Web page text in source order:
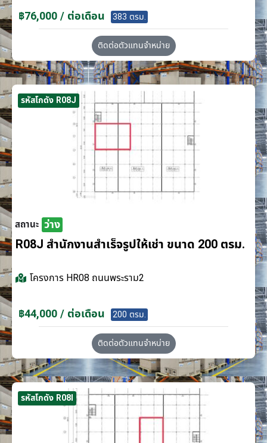
฿76,000 / ต่อเดือน 383 ตรม.
ติดต่อตัวแทนจำหน่าย
รหัสโกดัง R08J
สถานะ ว่าง
R08J สำนักงานสำเร็จรูปให้เช่า ขนาด 200 ตรม.
โครงการ HR08 ถนนพระราม2
฿44,000 / ต่อเดือน 200 ตรม.
ติดต่อตัวแทนจำหน่าย
รหัสโกดัง R08I